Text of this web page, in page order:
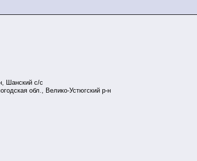
Шанский с/с
обл., Велико-Устюгский р-н